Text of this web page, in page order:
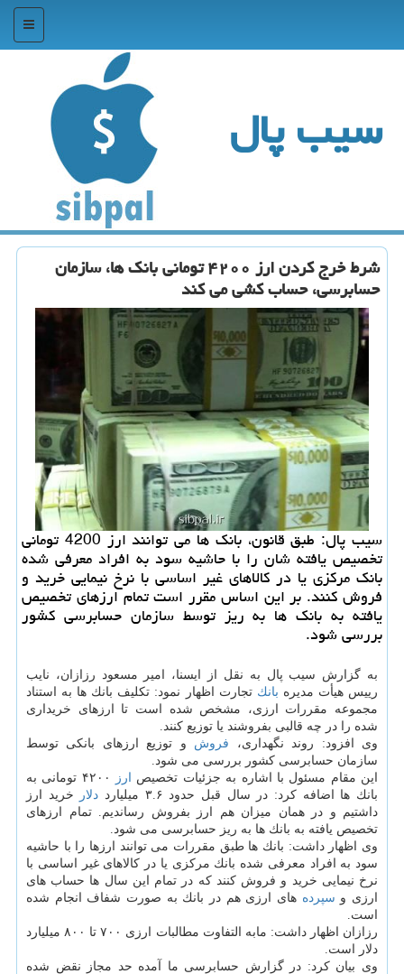
منو
سیب پال
شرط خرج كردن ارز ۴۲۰۰ تومانی بانك ها، سازمان
حسابرسی، حساب كشی می كند
سیب پال: طبق قانون، بانك ها می توانند ارز 4200 تومانی
تخصیص یافته شان را با حاشیه سود به افراد معرفی شده
بانك مركزی یا در كالاهای غیر اساسی با نرخ نیمایی خرید و
فروش كنند. بر این اساس مقرر است تمام ارزهای تخصیص
یافته به بانك ها به ریز توسط سازمان حسابرسی كشور
بررسی شود.
به گزارش سیب پال به نقل از ایسنا، امیر مسعود رزازان، نایب
رییس هیأت مدیره بانك تجارت اظهار نمود: تكلیف بانك ها به استناد
مجموعه مقررات ارزی، مشخص شده است تا ارزهای خریداری
شده را در چه قالبی بفروشند یا توزیع كنند.
وی افزود: روند نگهداری، فروش و توزیع ارزهای بانكی توسط
سازمان حسابرسی كشور بررسی می شود.
این مقام مسئول با اشاره به جزئیات تخصیص ارز
۴۲۰۰ تومانی به
بانك ها اضافه كرد: در سال قبل حدود ۳.۶ میلیارد
دلار
خرید ارز
داشتیم و در همان میزان هم ارز بفروش رساندیم. تمام ارزهای
تخصیص یافته به بانك ها به ریز حسابرسی می شود.
وی اظهار داشت: بانك ها طبق مقررات می توانند ارزها را با حاشیه
سود به افراد معرفی شده بانك مركزی یا در كالاهای غیر اساسی با
نرخ نیمایی خرید و فروش كنند كه در تمام این سال ها حساب های
ارزی و سپرده های ارزی هم در بانك به صورت شفاف انجام شده
است.
رزازان اظهار داشت: مابه التفاوت مطالبات ارزی ۷۰۰ تا ۸۰۰ میلیارد
دلار است.
وی بیان كرد: در گزارش حسابرسی ما آمده حد مجاز نقض شده